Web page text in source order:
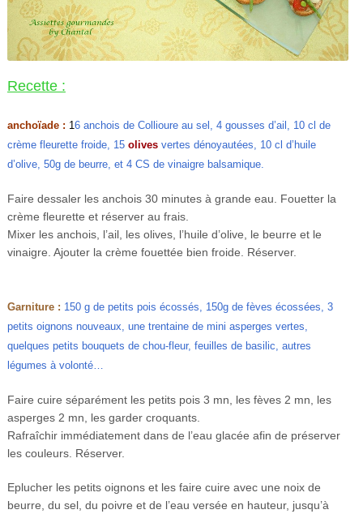
Recette :
anchoïade : 16 anchois de Collioure au sel, 4 gousses d’ail, 10 cl de
crème fleurette froide, 15 olivesvertes dénoyautées, 10 cl d’huile
d’olive, 50g de beurre, et 4 CS de vinaigre balsamique.
Faire dessaler les anchois 30 minutes à grande eau. Fouetter la
crème fleurette et réserver au frais.
Mixer les anchois, l’ail, les olives, l’huile d’olive, le beurre et le
vinaigre. Ajouter la crème fouettée bien froide. Réserver.
Garniture : 150 g de petits pois écossés, 150g de fèves écossées, 3
petits oignons nouveaux, une trentaine de mini asperges vertes,
quelques petits bouquets de chou-fleur, feuilles de basilic, autres
légumes à volonté…
Faire cuire séparément les petits pois 3 mn, les fèves 2 mn, les
asperges 2 mn, les garder croquants.
Rafraîchir immédiatement dans de l’eau glacée afin de préserver
les couleurs. Réserver.
Eplucher les petits oignons et les faire cuire avec une noix de
beurre, du sel, du poivre et de l’eau versée en hauteur, jusqu’à